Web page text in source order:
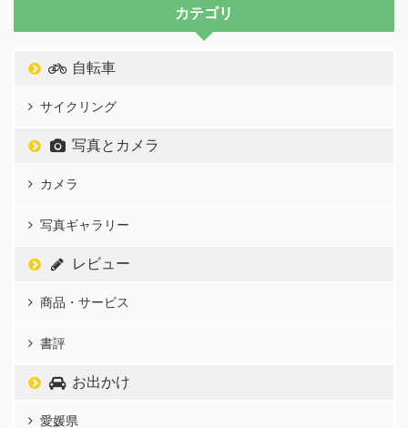
カテゴリ
自転車
サイクリング
写真とカメラ
カメラ
写真ギャラリー
レビュー
商品・サービス
書評
お出かけ
愛媛県